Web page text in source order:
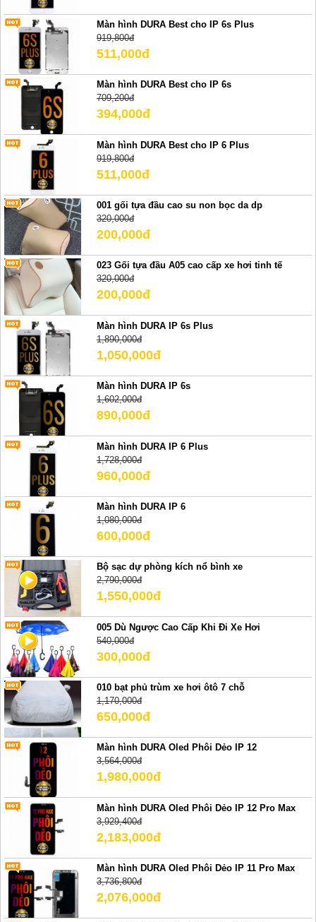
Màn hình DURA Best cho IP 6s Plus
919,800đ
511,000đ
Màn hình DURA Best cho IP 6s
709,200đ
394,000đ
Màn hình DURA Best cho IP 6 Plus
919,800đ
511,000đ
001 gối tựa đầu cao su non bọc da dp
320,000đ
200,000đ
023 Gối tựa đầu A05 cao cấp xe hơi tinh tế
320,000đ
200,000đ
Màn hình DURA IP 6s Plus
1,890,000đ
1,050,000đ
Màn hình DURA IP 6s
1,602,000đ
890,000đ
Màn hình DURA IP 6 Plus
1,728,000đ
960,000đ
Màn hình DURA IP 6
1,080,000đ
600,000đ
Bộ sạc dự phòng kích nổ bình xe
2,790,000đ
1,550,000đ
005 Dù Ngược Cao Cấp Khi Đi Xe Hơi
540,000đ
300,000đ
010 bạt phủ trùm xe hơi ôtô 7 chỗ
1,170,000đ
650,000đ
Màn hình DURA Oled Phôi Dẻo IP 12
3,564,000đ
1,980,000đ
Màn hình DURA Oled Phôi Dẻo IP 12 Pro Max
3,929,400đ
2,183,000đ
Màn hình DURA Oled Phôi Dẻo IP 11 Pro Max
3,736,800đ
2,076,000đ